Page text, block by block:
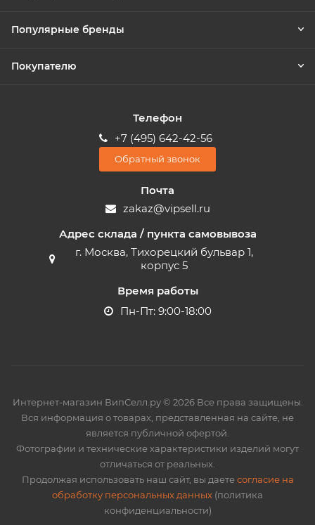
Популярные бренды
Покупателю
Телефон
+7 (495) 642-42-56
Обратный звонок
Почта
zakaz@vipsell.ru
Адрес склада / пункта самовывоза
г. Москва, Тихорецкий бульвар 1,
корпус 5
Время работы
Пн-Пт: 9:00-18:00
Интернет-магазин ВипСелл.ру © 2026 Все права защищены.
Вся информация о товарах, представленная на сайте, не
является публичной офертой.
Фотографии и технические характеристики изделий могут
отличаться от реальных.
Продолжая использовать наш сайт, вы даетесогласие на
обработку персональных данных (политика
конфиденциальности)